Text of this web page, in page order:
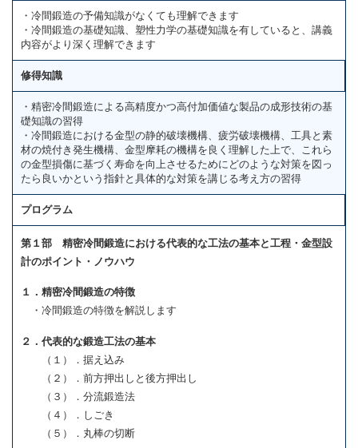
・冷間鍛造の予備知識がなくても理解できます
・冷間鍛造の基礎知識、塑性力学の基礎知識を有していると、講義
内容がより深く理解できます
修得知識
・精密冷間鍛造による高精度かつ高付加価値な製品の成形技術の基
礎知識の習得
・冷間鍛造における金型の静的破壊機構、疲労破壊機構、工具と素
材の焼付き発生機構、金型摩耗の機構を良く理解した上で、これら
の金型損傷に基づく寿命を向上させるためにどのような対策を図っ
たら良いかという指針と具体的な対策を講じる考え方の習得
プログラム
第１部 精密冷間鍛造における代表的な工法の基本と工程・金型設
計のポイント・ノウハウ
１．精密冷間鍛造の特徴
・冷間鍛造の特徴を解説します
２．代表的な鍛造工法の基本
（１）．据え込み
（２）．前方押出しと後方押出し
（３）．分流鍛造法
（４）．しごき
（５）．丸棒の切断